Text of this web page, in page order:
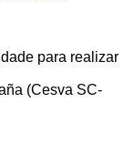
para realizar
(Cesva SC-